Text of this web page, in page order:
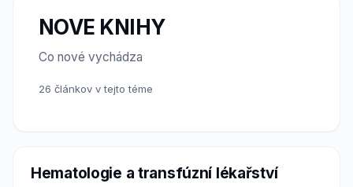
NOVE KNIHY
Co nové vychádza
26 článkov v tejto téme
Hematologie a transfúzní lékařství